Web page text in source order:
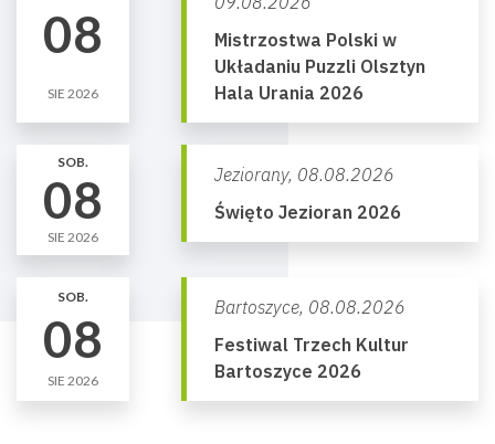
08
SIE 2026
Mistrzostwa Polski w
Układaniu Puzzli Olsztyn
Hala Urania 2026
SOB.
08
SIE 2026
Jeziorany, 08.08.2026
Święto Jezioran 2026
SOB.
08
SIE 2026
Bartoszyce, 08.08.2026
Festiwal Trzech Kultur
Bartoszyce 2026